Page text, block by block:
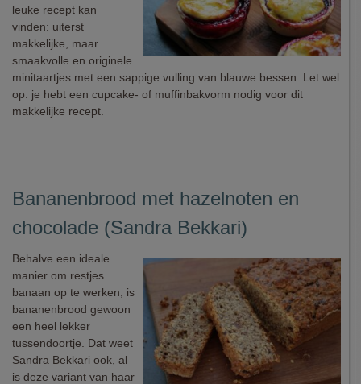
leuke recept kan
vinden: uiterst
makkelijke, maar
smaakvolle en originele
minitaartjes met een sappige vulling van blauwe bessen. Let wel
op: je hebt een cupcake- of muffinbakvorm nodig voor dit
makkelijke recept.
Bananenbrood met hazelnoten en
chocolade (Sandra Bekkari)
Behalve een ideale
manier om restjes
banaan op te werken, is
bananenbrood gewoon
een heel lekker
tussendoortje. Dat weet
Sandra Bekkari ook, al
is deze variant van haar